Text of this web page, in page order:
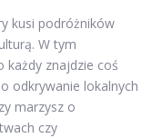
kusi podróżników
W tym
każdy znajdzie coś
odkrywanie lokalnych
marzysz o
czy